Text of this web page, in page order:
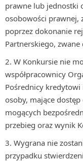
prawne lub jednostki
osobowości prawnej,
poprzez dokonanie
Partnerskiego, zwane
W Konkursie nie
współpracownicy
Pośrednicy
osoby, mające
mogących
przebieg oraz wynik
Wygrana nie
przypadku